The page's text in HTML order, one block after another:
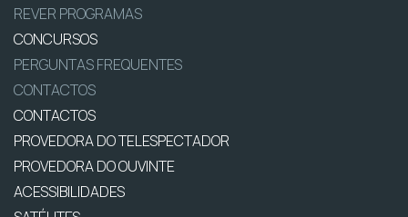
REVER PROGRAMAS
CONCURSOS
PERGUNTAS FREQUENTES
CONTACTOS
CONTACTOS
PROVEDORA DO TELESPECTADOR
PROVEDORA DO OUVINTE
ACESSIBILIDADES